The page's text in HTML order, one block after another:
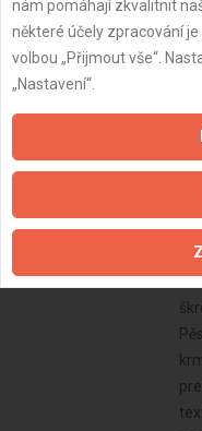
nám pomáhají zkvalitnit
některé účely zpracování
volbou „Přijmout vše“.
„Nastavení“.